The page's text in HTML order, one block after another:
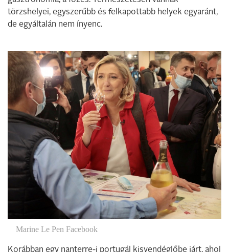
törzshelyei, egyszerűbb és felkapottabb helyek egyaránt,
de egyáltalán nem ínyenc.
Marine Le Pen Facebook
Korábban egy nanterre-i portugál kisvendéglőbe járt, ahol